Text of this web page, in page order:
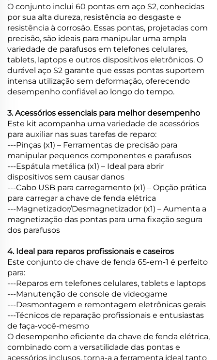
O conjunto inclui 60 pontas em aço S2, conhecidas
por sua alta dureza, resistência ao desgaste e
resistência à corrosão. Essas pontas, projetadas com
precisão, são ideais para manipular uma ampla
variedade de parafusos em telefones celulares,
tablets, laptops e outros dispositivos eletrônicos. O
durável aço S2 garante que essas pontas suportem
intensa utilização sem deformação, oferecendo
desempenho confiável ao longo do tempo.
3. Acessórios essenciais para melhor desempenho
Este kit acompanha uma variedade de acessórios
para auxiliar nas suas tarefas de reparo:
---Pinças (x1) – Ferramentas de precisão para
manipular pequenos componentes e parafusos
---Espátula metálica (x1) – Ideal para abrir
dispositivos sem causar danos
---Cabo USB para carregamento (x1) – Opção prática
para carregar a chave de fenda elétrica
---Magnetizador/Desmagnetizador (x1) – Aumenta a
magnetização das pontas para uma fixação segura
dos parafusos
4. Ideal para reparos profissionais e caseiros
Este conjunto de chave de fenda 65-em-1 é perfeito
para:
---Reparos em telefones celulares, tablets e laptops
---Manutenção de console de videogame
---Desmontagem e remontagem eletrônicas gerais
---Técnicos de reparação profissionais e entusiastas
de faça-você-mesmo
O desempenho eficiente da chave de fenda elétrica,
combinado com a versatilidade das pontas e
acessórios inclusos, torna-a a ferramenta ideal tanto